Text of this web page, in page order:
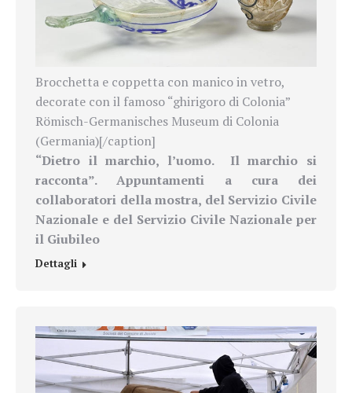
Brocchetta e coppetta con manico in vetro,
decorate con il famoso “ghirigoro di Colonia”
Römisch-Germanisches Museum di Colonia
(Germania)[/caption]
“Dietro il marchio, l’uomo. Il marchio si
racconta”. Appuntamenti a cura dei
collaboratori della mostra, del Servizio Civile
Nazionale e del Servizio Civile Nazionale per
il Giubileo
Dettagli